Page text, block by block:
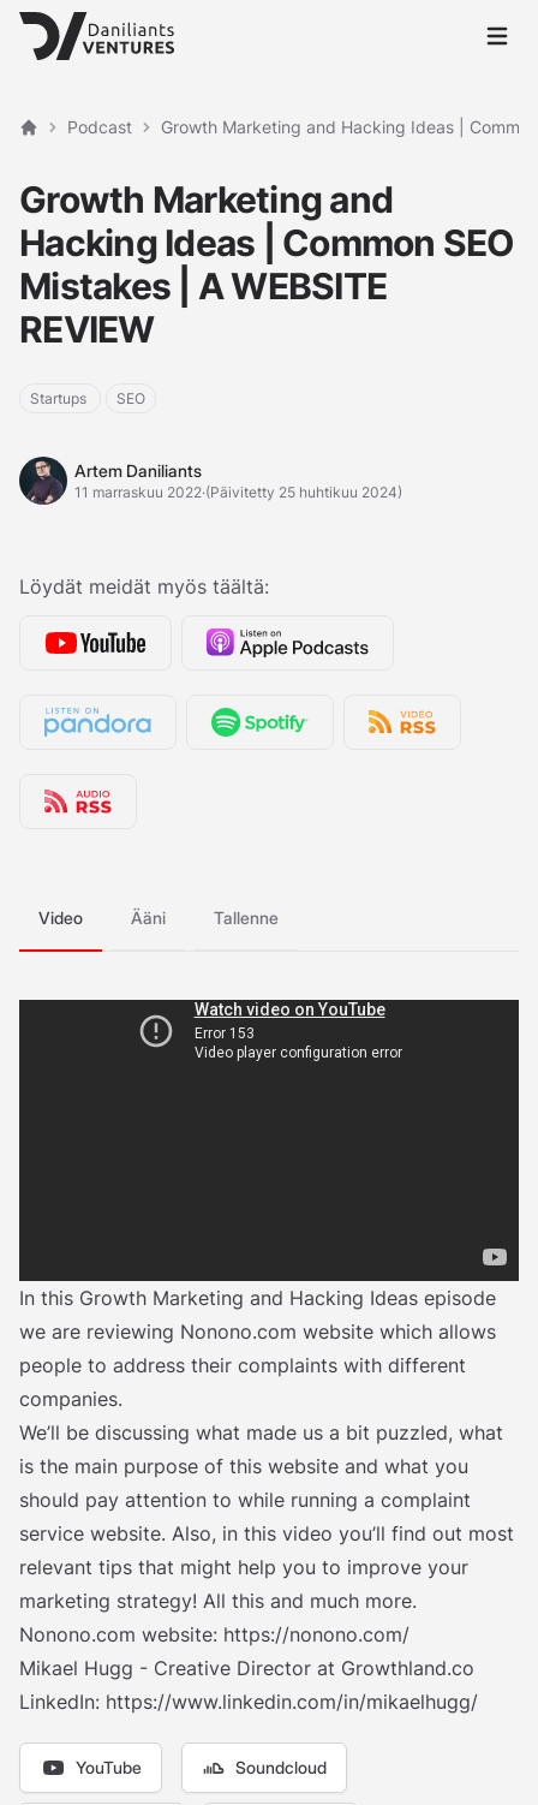
Avaa
Etusivu
Podcast Growth Marketing and Hacking Ideas |
Growth Marketing and
Hacking Ideas | Common SEO
Mistakes | A WEBSITE
REVIEW
Startups SEO
Artem Daniliants
Artem Daniliants
11 marraskuu 2022·(Päivitetty 25 huhtikuu 2024)
Löydät meidät myös täältä:
Video Ääni Tallenne
In this Growth Marketing and Hacking Ideas episode
we are reviewing Nonono.com website which allows
people to address their complaints with different
companies.
We’ll be discussing what made us a bit puzzled, what
is the main purpose of this website and what you
should pay attention to while running a complaint
service website. Also, in this video you’ll find out most
relevant tips that might help you to improve your
marketing strategy! All this and much more.
Nonono.com website: https://nonono.com/
Mikael Hugg - Creative Director at Growthland.co
LinkedIn: https://www.linkedin.com/in/mikaelhugg/
YouTube Soundcloud